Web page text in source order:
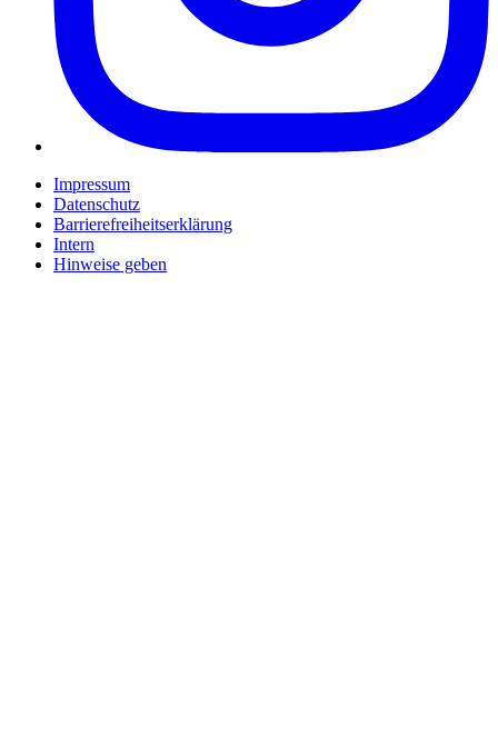
Impressum
Datenschutz
Barrierefreiheitserklärung
Intern
Hinweise geben